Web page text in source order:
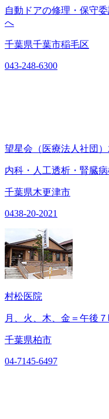
自動ドアの修理・保守
へ
千葉県千葉市稲毛区
043-248-6300
望星会（医療法人社団
内科・人工透析・腎臓
千葉県木更津市
0438-20-2021
村松医院
月、火、木、金＝午後
千葉県柏市
04-7145-6497